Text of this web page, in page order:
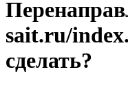
sait.ru/
сделать?